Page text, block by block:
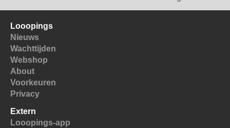
Looopings
Nieuws
Wachttijden
Webshop
About
Voorkeuren
Privacy
Extern
Looopings-app